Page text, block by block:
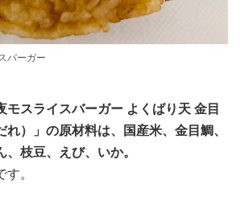
バーガー
モスライスバーガー よくばり天 金目
）」の原材料は、国産米、金目鯛、
枝豆、えび、いか。
。